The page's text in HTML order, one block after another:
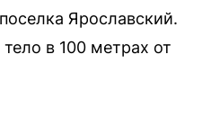
Ярославский.
в 100 метрах от